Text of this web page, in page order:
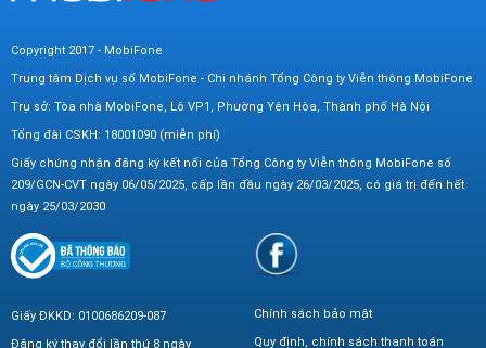
Copyright 2017 - MobiFone
Trung tâm Dịch vụ số MobiFone - Chi nhánh Tổng Công ty Viễn thông MobiFone
Trụ sở: Tòa nhà MobiFone, Lô VP1, Phường Yên Hòa, Thành phố Hà Nội
Tổng đài CSKH: 18001090 (miễn phí)
Giấy chứng nhận đăng ký kết nối của Tổng Công ty Viễn thông MobiFone số
209/GCN-CVT ngày 06/05/2025, cấp lần đầu ngày 26/03/2025, có giá trị đến hết
ngày 25/03/2030
Giấy ĐKKD: 0100686209-087
Đăng ký thay đổi lần thứ 8 ngày
Chính sách bảo mật
Quy định, chính sách thanh toán